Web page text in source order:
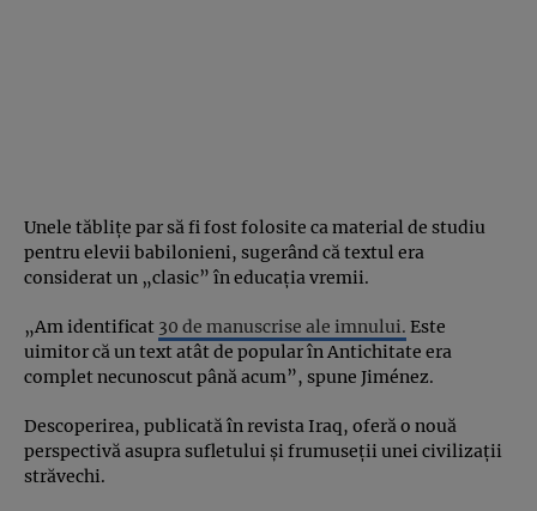
Unele tăblițe par să fi fost folosite ca material de studiu
pentru elevii babilonieni, sugerând că textul era
considerat un „clasic” în educația vremii.
„Am identificat 30 de manuscrise ale imnului. Este
uimitor că un text atât de popular în Antichitate era
complet necunoscut până acum”, spune Jiménez.
Descoperirea, publicată în revista Iraq, oferă o nouă
perspectivă asupra sufletului și frumuseții unei civilizații
străvechi.